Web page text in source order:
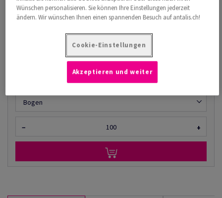
Katalogpreis inkl. MwSt.
CHF 3'901.11 34.85% Rabatt
CHF 2'541.54
LIEFERBAR AB 10/08/2026
Mengenumrechner
Bogen
− +
Wünschen personalisieren. Sie können Ihre Einstellungen jederzeit
ändern. Wir wünschen Ihnen einen spannenden Besuch auf antalis.ch!
Cookie-Einstellungen
Akzeptieren und weiter